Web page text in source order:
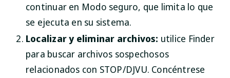
continuar en Modo seguro, que limita lo que
se ejecuta en su sistema.
Localizar y eliminar archivos: utilice Finder
para buscar archivos sospechosos
relacionados con STOP/DJVU. Concéntrese